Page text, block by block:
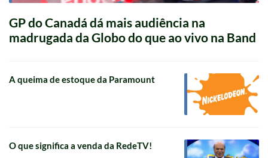
GP do Canadá dá mais audiência na
madrugada da Globo do que ao vivo na Band
A queima de estoque da Paramount
O que significa a venda da RedeTV!